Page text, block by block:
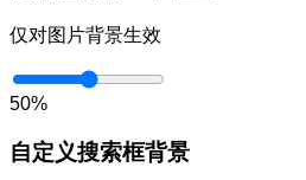
仅对图片背景生效
50%
自定义搜索框背景